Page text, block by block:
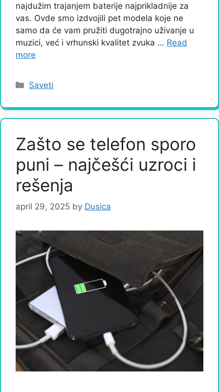
najdužim trajanjem baterije najprikladnije za
vas. Ovde smo izdvojili pet modela koje ne
samo da će vam pružiti dugotrajno uživanje u
muzici, već i vrhunski kvalitet zvuka … Read
more
Categories
Saveti
Zašto se telefon sporo
puni – najčešći uzroci i
rešenja
april 29, 2025 by Dusica